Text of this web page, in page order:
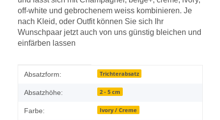
off-white und gebrochenem weiss kombinieren. Je
nach Kleid, oder Outfit können Sie sich Ihr
Wunschpaar jetzt auch von uns günstig bleichen und
einfärben lassen
Produkteigenschaft
Wert
Absatzform: Trichterabsatz
Absatzhöhe: 2 - 5 cm
Farbe: Ivory / Creme